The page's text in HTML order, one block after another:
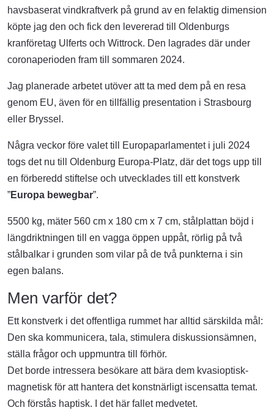
havsbaserat vindkraftverk på grund av en felaktig dimension
köpte jag den och fick den levererad till Oldenburgs
kranföretag Ulferts och Wittrock. Den lagrades där under
coronaperioden fram till sommaren 2024.
Jag planerade arbetet utöver att ta med dem på en resa
genom EU, även för en tillfällig presentation i Strasbourg
eller Bryssel.
Några veckor före valet till Europaparlamentet i juli 2024
togs det nu till Oldenburg Europa-Platz, där det togs upp till
en förberedd stiftelse och utvecklades till ett konstverk
”Europa bewegbar”.
5500 kg, mäter 560 cm x 180 cm x 7 cm, stålplattan böjd i
längdriktningen till en vagga öppen uppåt, rörlig på två
stålbalkar i grunden som vilar på de två punkterna i sin
egen balans.
Men varför det?
Ett konstverk i det offentliga rummet har alltid särskilda mål:
Den ska kommunicera, tala, stimulera diskussionsämnen,
ställa frågor och uppmuntra till förhör.
Det borde intressera besökare att bära dem kvasioptisk-
magnetisk för att hantera det konstnärligt iscensatta temat.
Och förstås haptisk. I det här fallet medvetet.